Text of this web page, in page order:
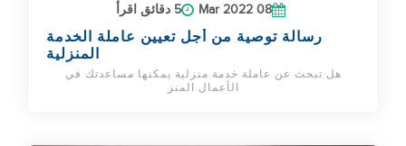
08 Mar 2022 5 دقائق اقرأ
رسالة توصية من أجل تعيين عاملة الخدمة
المنزلية
هل تبحث عن عاملة خدمة منزلية يمكنها مساعدتك في
الأعمال المنز